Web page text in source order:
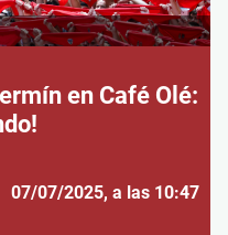
en Café Olé:
07/07/2025, a las 10:47